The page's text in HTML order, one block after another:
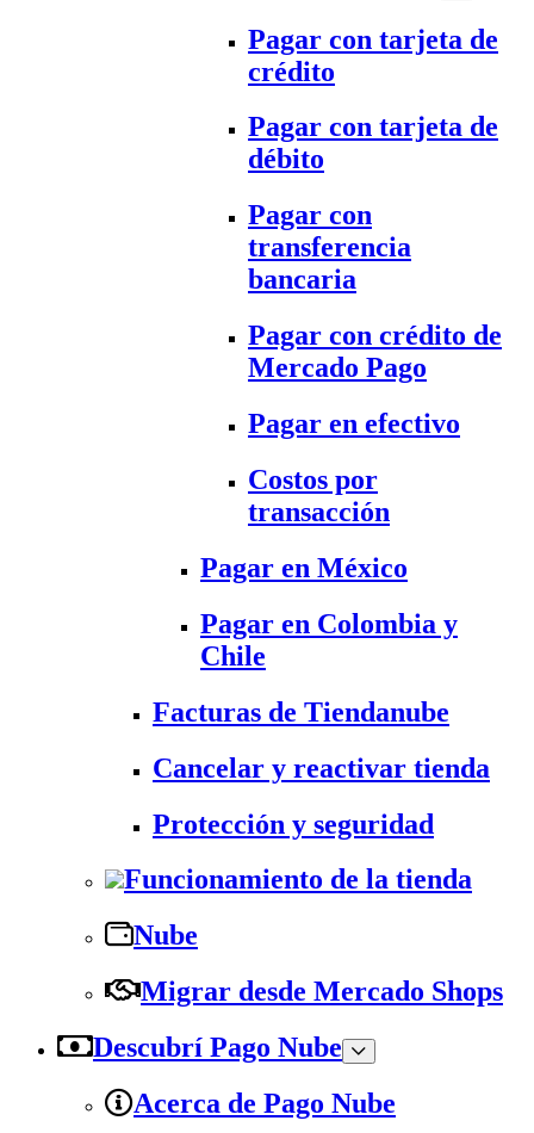
Pagar con tarjeta de
crédito
Pagar con tarjeta de
débito
Pagar con
transferencia
bancaria
Pagar con crédito de
Mercado Pago
Pagar en efectivo
Costos por
transacción
Pagar en México
Pagar en Colombia y
Chile
Facturas de Tiendanube
Cancelar y reactivar tienda
Protección y seguridad
Funcionamiento de la tienda
Nube
Migrar desde Mercado Shops
Descubrí Pago Nube
Acerca de Pago Nube